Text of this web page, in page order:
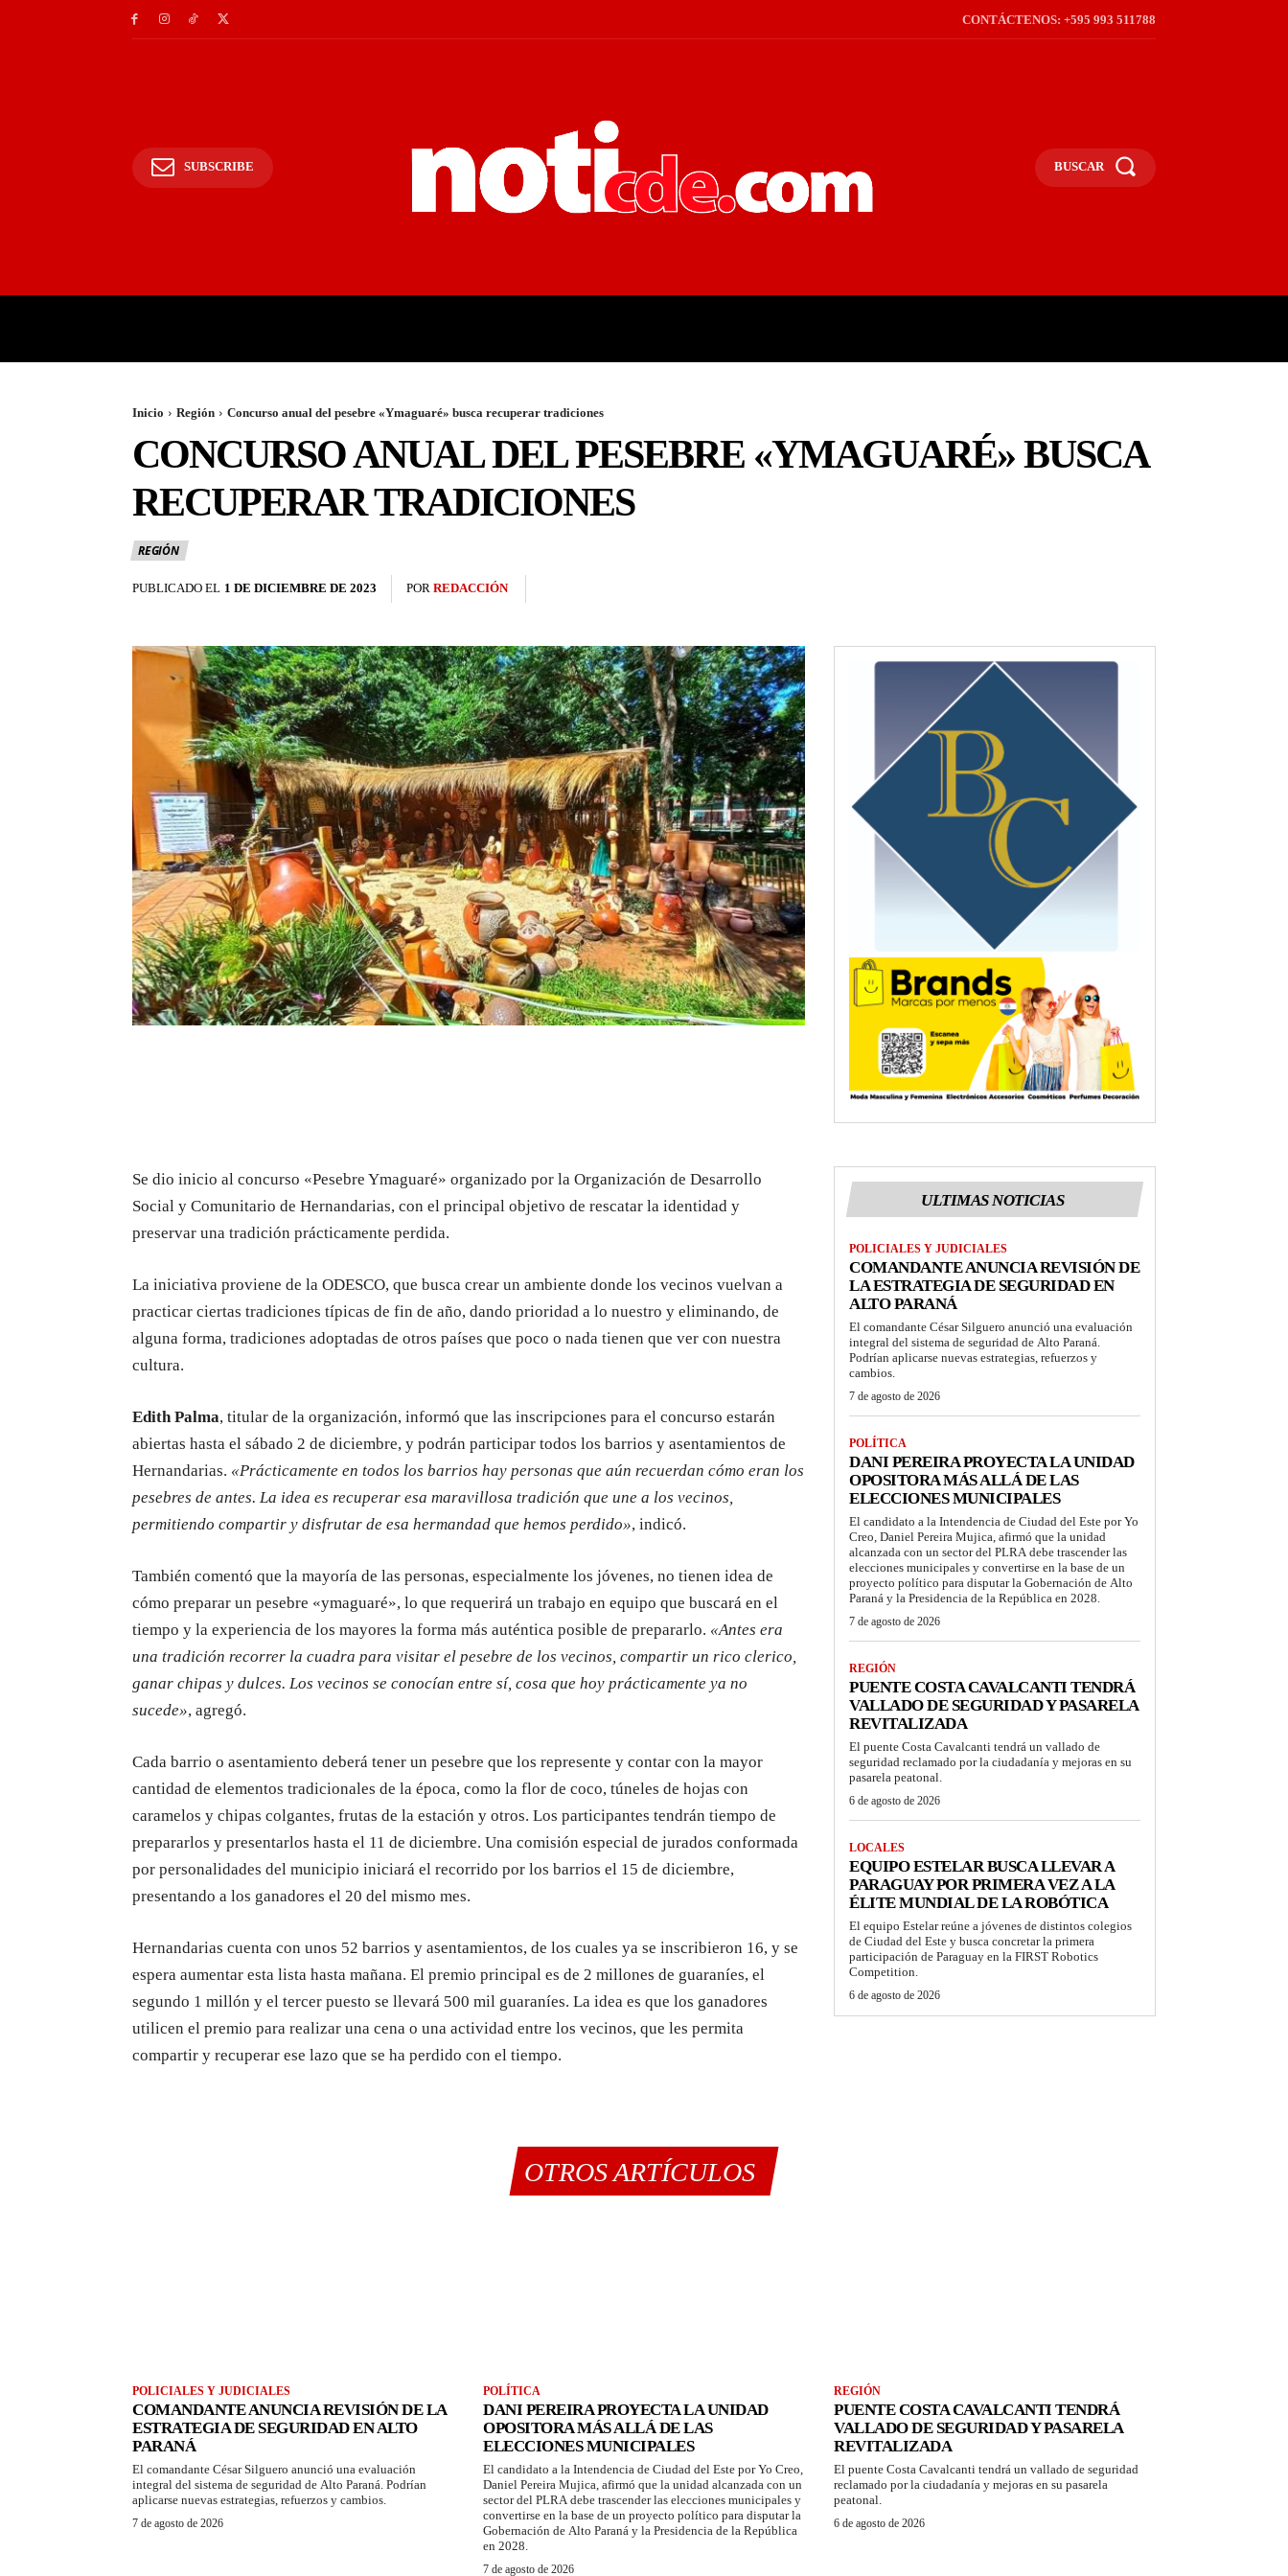
CONTÁCTENOS: +595 993 511788
SUBSCRIBE BUSCAR
Inicio Región Concurso anual del pesebre «Ymaguaré» busca recuperar tradiciones
CONCURSO ANUAL DEL PESEBRE «YMAGUARÉ» BUSCA
RECUPERAR TRADICIONES
REGIÓN
PUBLICADO EL 1 DE DICIEMBRE DE 2023 POR REDACCIÓN
Se dio inicio al concurso «Pesebre Ymaguaré» organizado por la Organización de Desarrollo
Social y Comunitario de Hernandarias, con el principal objetivo de rescatar la identidad y
preservar una tradición prácticamente perdida.
La iniciativa proviene de la ODESCO, que busca crear un ambiente donde los vecinos vuelvan a
practicar ciertas tradiciones típicas de fin de año, dando prioridad a lo nuestro y eliminando, de
alguna forma, tradiciones adoptadas de otros países que poco o nada tienen que ver con nuestra
cultura.
Edith Palma, titular de la organización, informó que las inscripciones para el concurso estarán
abiertas hasta el sábado 2 de diciembre, y podrán participar todos los barrios y asentamientos de
Hernandarias. «Prácticamente en todos los barrios hay personas que aún recuerdan cómo eran los
pesebres de antes. La idea es recuperar esa maravillosa tradición que une a los vecinos,
permitiendo compartir y disfrutar de esa hermandad que hemos perdido», indicó.
También comentó que la mayoría de las personas, especialmente los jóvenes, no tienen idea de
cómo preparar un pesebre «ymaguaré», lo que requerirá un trabajo en equipo que buscará en el
tiempo y la experiencia de los mayores la forma más auténtica posible de prepararlo. «Antes era
una tradición recorrer la cuadra para visitar el pesebre de los vecinos, compartir un rico clerico,
ganar chipas y dulces. Los vecinos se conocían entre sí, cosa que hoy prácticamente ya no
sucede», agregó.
Cada barrio o asentamiento deberá tener un pesebre que los represente y contar con la mayor
cantidad de elementos tradicionales de la época, como la flor de coco, túneles de hojas con
caramelos y chipas colgantes, frutas de la estación y otros. Los participantes tendrán tiempo de
prepararlos y presentarlos hasta el 11 de diciembre. Una comisión especial de jurados conformada
por personalidades del municipio iniciará el recorrido por los barrios el 15 de diciembre,
presentando a los ganadores el 20 del mismo mes.
Hernandarias cuenta con unos 52 barrios y asentamientos, de los cuales ya se inscribieron 16, y se
espera aumentar esta lista hasta mañana. El premio principal es de 2 millones de guaraníes, el
segundo 1 millón y el tercer puesto se llevará 500 mil guaraníes. La idea es que los ganadores
utilicen el premio para realizar una cena o una actividad entre los vecinos, que les permita
compartir y recuperar ese lazo que se ha perdido con el tiempo.
ULTIMAS NOTICIAS
POLICIALES Y JUDICIALES
COMANDANTE ANUNCIA REVISIÓN DE
LA ESTRATEGIA DE SEGURIDAD EN
ALTO PARANÁ
El comandante César Silguero anunció una evaluación
integral del sistema de seguridad de Alto Paraná.
Podrían aplicarse nuevas estrategias, refuerzos y
cambios.
7 de agosto de 2026
POLÍTICA
DANI PEREIRA PROYECTA LA UNIDAD
OPOSITORA MÁS ALLÁ DE LAS
ELECCIONES MUNICIPALES
El candidato a la Intendencia de Ciudad del Este por Yo
Creo, Daniel Pereira Mujica, afirmó que la unidad
alcanzada con un sector del PLRA debe trascender las
elecciones municipales y convertirse en la base de un
proyecto político para disputar la Gobernación de Alto
Paraná y la Presidencia de la República en 2028.
7 de agosto de 2026
REGIÓN
PUENTE COSTA CAVALCANTI TENDRÁ
VALLADO DE SEGURIDAD Y PASARELA
REVITALIZADA
El puente Costa Cavalcanti tendrá un vallado de
seguridad reclamado por la ciudadanía y mejoras en su
pasarela peatonal.
6 de agosto de 2026
LOCALES
EQUIPO ESTELAR BUSCA LLEVAR A
PARAGUAY POR PRIMERA VEZ A LA
ÉLITE MUNDIAL DE LA ROBÓTICA
El equipo Estelar reúne a jóvenes de distintos colegios
de Ciudad del Este y busca concretar la primera
participación de Paraguay en la FIRST Robotics
Competition.
6 de agosto de 2026
OTROS ARTÍCULOS
POLICIALES Y JUDICIALES
COMANDANTE ANUNCIA REVISIÓN DE LA
ESTRATEGIA DE SEGURIDAD EN ALTO
PARANÁ
El comandante César Silguero anunció una evaluación
integral del sistema de seguridad de Alto Paraná. Podrían
aplicarse nuevas estrategias, refuerzos y cambios.
7 de agosto de 2026
POLÍTICA
DANI PEREIRA PROYECTA LA UNIDAD
OPOSITORA MÁS ALLÁ DE LAS
ELECCIONES MUNICIPALES
El candidato a la Intendencia de Ciudad del Este por Yo Creo,
Daniel Pereira Mujica, afirmó que la unidad alcanzada con un
sector del PLRA debe trascender las elecciones municipales y
convertirse en la base de un proyecto político para disputar la
Gobernación de Alto Paraná y la Presidencia de la República
en 2028.
7 de agosto de 2026
REGIÓN
PUENTE COSTA CAVALCANTI TENDRÁ
VALLADO DE SEGURIDAD Y PASARELA
REVITALIZADA
El puente Costa Cavalcanti tendrá un vallado de seguridad
reclamado por la ciudadanía y mejoras en su pasarela
peatonal.
6 de agosto de 2026